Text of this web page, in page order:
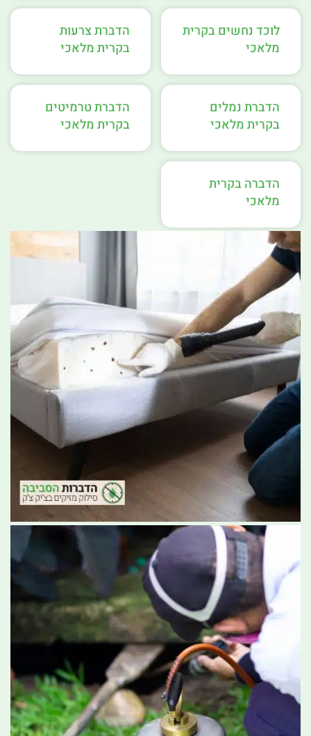
לוכד נחשים בקרית
מלאכי
הדברת צרעות
בקרית מלאכי
הדברת נמלים
בקרית מלאכי
הדברת טרמיטים
בקרית מלאכי
הדברה בקרית
מלאכי